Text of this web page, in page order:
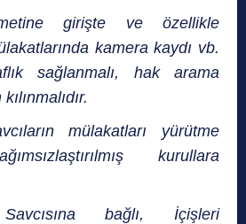
girişte ve özellikle
kamera kaydı vb.
sağlanmalı, hak arama
mülakatları yürütme
kurullara
bağlı, İçişleri